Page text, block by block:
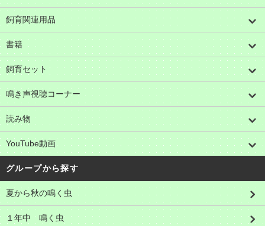
飼育関連用品
書籍
飼育セット
鳴き声視聴コーナー
読み物
YouTube動画
グループから探す
夏から秋の鳴く虫
１年中 鳴く虫